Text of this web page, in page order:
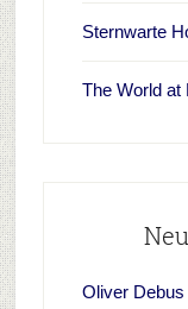
Sternwarte
The World at
Oliver Debus